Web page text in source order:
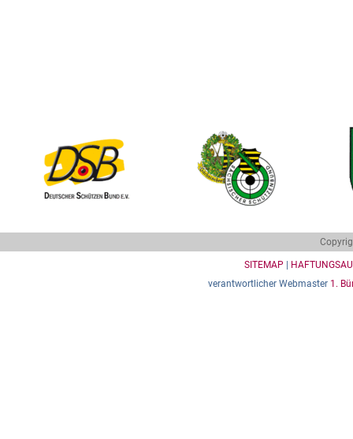
SITEMAP
verantwortlicher Webmaster 1.